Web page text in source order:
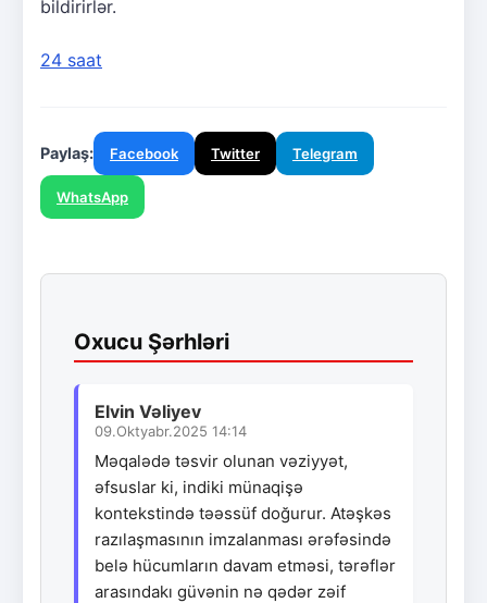
bildirirlər.
24 saat
Paylaş: Facebook Twitter Telegram
WhatsApp
Oxucu Şərhləri
Elvin Vəliyev
09.Oktyabr.2025 14:14
Məqalədə təsvir olunan vəziyyət,
əfsuslar ki, indiki münaqişə
kontekstində təəssüf doğurur. Atəşkəs
razılaşmasının imzalanması ərəfəsində
belə hücumların davam etməsi, tərəflər
arasındakı güvənin nə qədər zəif